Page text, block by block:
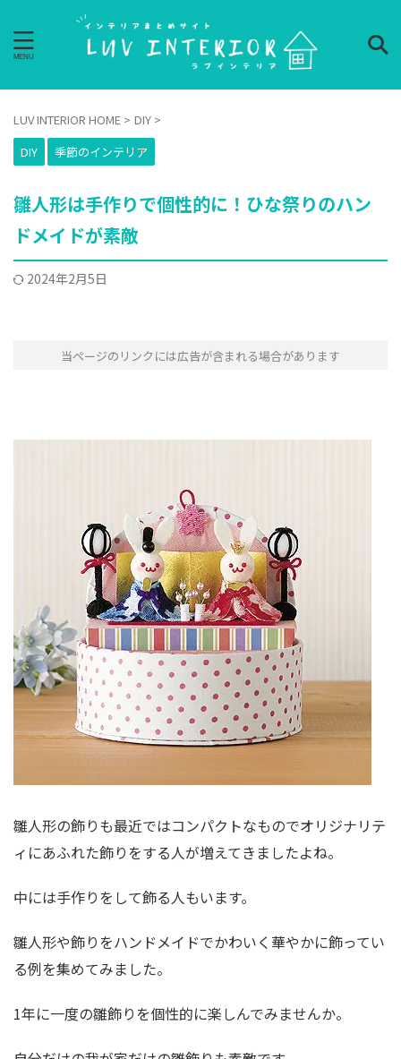
LUV INTERIOR HOME > DIY >
DIY
季節のインテリア
雛人形は手作りで個性的に！ひな祭りのハン
ドメイドが素敵
2024年2月5日
当ページのリンクには広告が含まれる場合があります
雛人形の飾りも最近ではコンパクトなものでオリジナリテ
ィにあふれた飾りをする人が増えてきましたよね。
中には手作りをして飾る人もいます。
雛人形や飾りをハンドメイドでかわいく華やかに飾ってい
る例を集めてみました。
1年に一度の雛飾りを個性的に楽しんでみませんか。